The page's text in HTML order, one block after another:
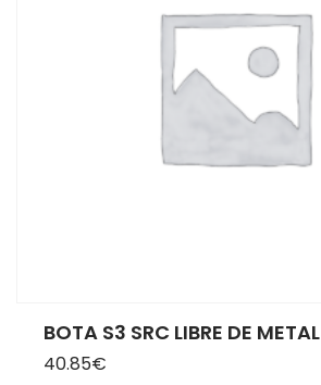
BOTA S3 SRC LIBRE DE METAL
40.85€